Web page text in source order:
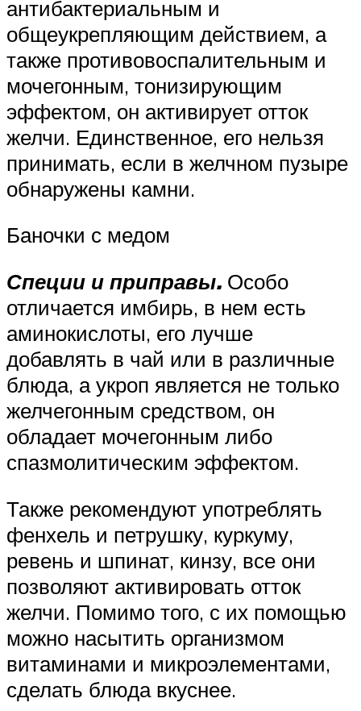
антибактериальным и
общеукрепляющим действием, а
также противовоспалительным и
мочегонным, тонизирующим
эффектом, он активирует отток
желчи. Единственное, его нельзя
принимать, если в желчном пузыре
обнаружены камни.
Баночки с медом
Специи и приправы. Особо
отличается имбирь, в нем есть
аминокислоты, его лучше
добавлять в чай или в различные
блюда, а укроп является не только
желчегонным средством, он
обладает мочегонным либо
спазмолитическим эффектом.
Также рекомендуют употреблять
фенхель и петрушку, куркуму,
ревень и шпинат, кинзу, все они
позволяют активировать отток
желчи. Помимо того, с их помощью
можно насытить организмом
витаминами и микроэлементами,
сделать блюда вкуснее.